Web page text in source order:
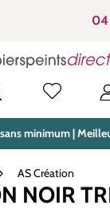
04
minimum |
AS Création
NOIR